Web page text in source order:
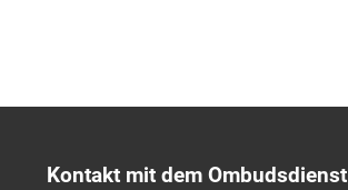
Kontakt mit dem Ombudsdienst